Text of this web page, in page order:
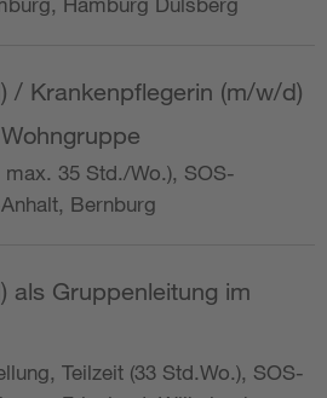
/ Krankenpflegerin (m/w/d)
35 Std./Wo.), SOS-
Bernburg
als Gruppenleitung im
Teilzeit (33 Std.Wo.), SOS-